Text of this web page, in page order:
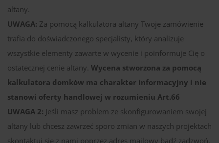
altany.
UWAGA: Za pomocą kalkulatora altany Twoje zamówienie
trafia do doświadczonego specjalisty, który analizuje
wszystkie elementy zawarte w wycenie i poinformuje Cię o
ostatecznej cenie altany. Wycena stworzona za pomocą
kalkulatora domków ma charakter informacyjny i nie
stanowi oferty handlowej w rozumieniu Art.66
UWAGA 2: Jeśli masz problem ze skonfigurowaniem swojej
altany lub chcesz zawrzeć sporo zmian w naszych projektach
skontaktuj się z nami poprzez adres mailowy bądź zadzwoń,